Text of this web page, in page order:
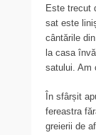
Este trecut
sat este
cântările
la casa
satului. Am
În sfârșit
fereastra
greierii de